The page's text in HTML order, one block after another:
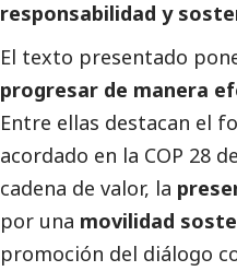
responsabilidad y
El texto presentado
progresar de manera
Entre ellas destacan el
acordado en la COP 28
cadena de valor, la
por una movilidad
promoción del diálogo